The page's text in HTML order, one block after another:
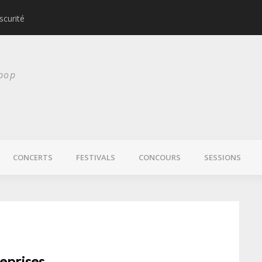
CONCERTS FESTIVALS CONCOURS SESSIONS